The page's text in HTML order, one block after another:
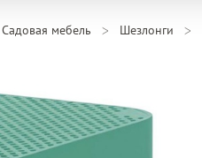
Садовая мебель Шезлонги